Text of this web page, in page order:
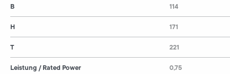
B
H
T
Leistung / Rated Power
114
171
221
0,75